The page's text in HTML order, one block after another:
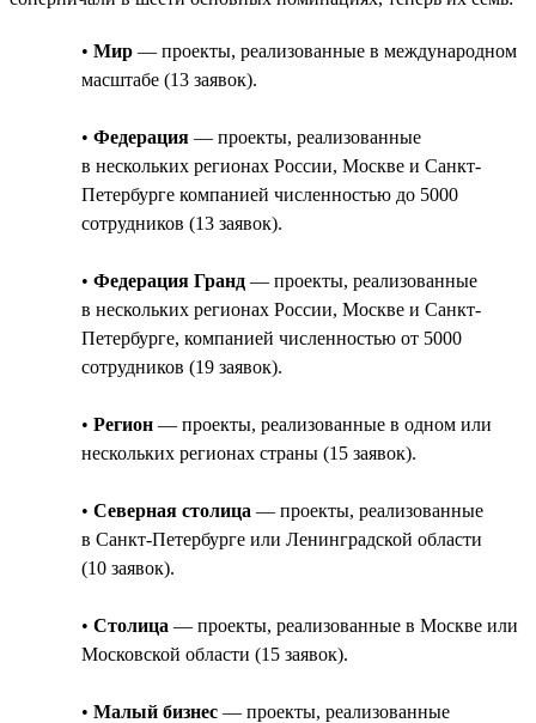
• Мир — проекты, реализованные в международном
масштабе (13 заявок).
• Федерация — проекты, реализованные
в нескольких регионах России, Москве и Санкт-
Петербурге компанией численностью до 5000
сотрудников (13 заявок).
• Федерация Гранд — проекты, реализованные
в нескольких регионах России, Москве и Санкт-
Петербурге, компанией численностью от 5000
сотрудников (19 заявок).
• Регион — проекты, реализованные в одном или
нескольких регионах страны (15 заявок).
• Северная столица — проекты, реализованные
в Санкт-Петербурге или Ленинградской области
(10 заявок).
• Столица — проекты, реализованные в Москве или
Московской области (15 заявок).
• Малый бизнес — проекты, реализованные